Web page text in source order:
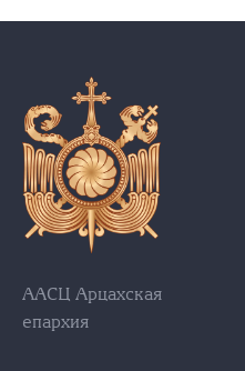
ААСЦ Арцахская
епархия